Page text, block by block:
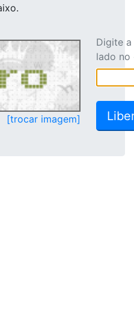
[trocar imagem]
Digite
lado no